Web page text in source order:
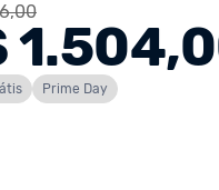
Prime Day